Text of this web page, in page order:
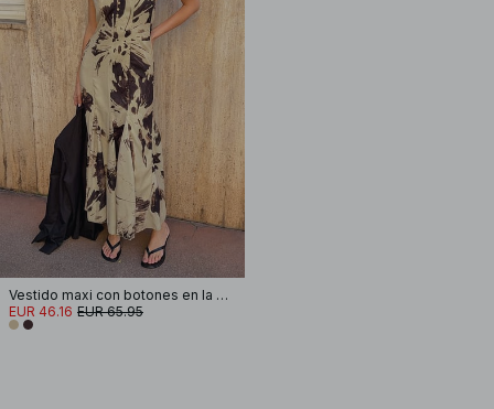
Vestido maxi con botones en la parte delantera y cuello halter
EUR 46.16 EUR 65.95